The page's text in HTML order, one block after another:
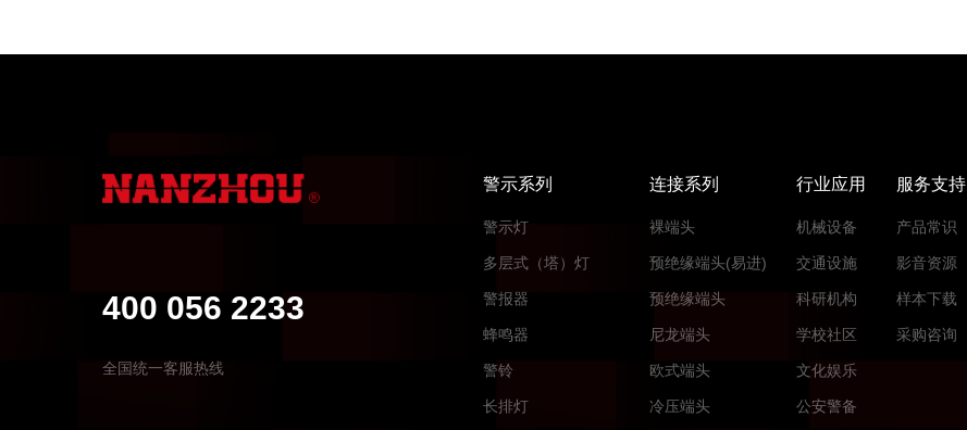
警示系列
警示灯
多层式（塔）灯
警报器
蜂鸣器
警铃
长排灯
连接系列
裸端头
预绝缘端头(易进)
预绝缘端头
尼龙端头
欧式端头
冷压端头
行业应用
机械设备
交通设施
科研机构
学校社区
文化娱乐
公安警备
服务支持
产品常识
影音资源
样本下载
采购咨询
400 056 2233
全国统一客服热线